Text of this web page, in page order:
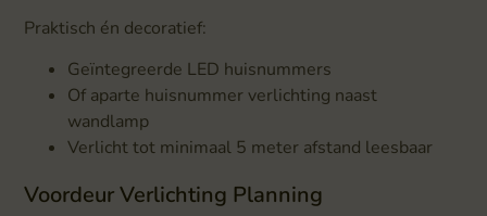
Praktisch én decoratief:
Geïntegreerde LED huisnummers
Of aparte huisnummer verlichting naast
wandlamp
Verlicht tot minimaal 5 meter afstand leesbaar
Voordeur Verlichting Planning